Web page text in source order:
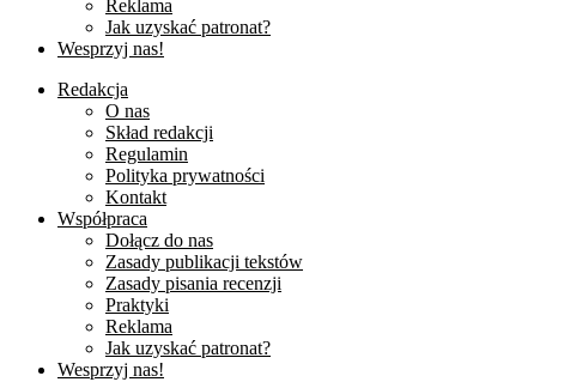
Reklama
Jak uzyskać patronat?
Wesprzyj nas!
Redakcja
O nas
Skład redakcji
Regulamin
Polityka prywatności
Kontakt
Współpraca
Dołącz do nas
Zasady publikacji tekstów
Zasady pisania recenzji
Praktyki
Reklama
Jak uzyskać patronat?
Wesprzyj nas!